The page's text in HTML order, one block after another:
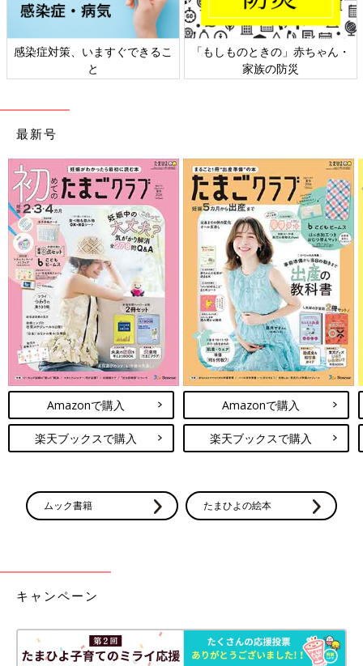
１〜7歳くらいまでの小児期に発症する難治性てんかんです。点
頭てんかん（ウエスト症候群）から移行することが多く、全身の
強直発作、脱力発作、欠神作などさまざまな症状が現れます。歩
行障害や言語の退行が起こることがあります。
乳児重症ミオクロニーてんかん
にてんかんの家族歴（両親のいずれかがてんかん患者である）場
合に起こることがあります。当初は知的発達は正常ですが、１〜
４歳頃にてんかんが発症すると、症状を繰り返すうちに次第に知
的な発達が停滞するようになります。
ローランドてんかん（中心・側頭部に棘波を示す良性小児
てんかん）
５歳前後（３～１ ０歳）で発症することが多く、思春期後期（１
５歳前後）で自然治癒する良性てんかんです。睡眠時に頭部（顔
面の片側けいれん）、上肢のけいれんなどを起こします。発作頻
度は少なく、大部分が一生のうちで６回以下程度とされていま
す。
治療は適切な抗てんかん薬を服用することで、大部分の患者さん
では発作は抑制され通常の社会生活を支障なくおくれます。一
なてんかん治療を必要とする場合もあります。
にホームケアのしかたを知っておくと安心で
す。
てんかんの診断
感染症対策、いますぐできるこ
と
「もしものときの」赤ちゃん・
家族の防災
最新号
Amazonで購入
楽天ブックスで購入
Amazonで購入
楽天ブックスで購入
ムック書籍 たまひよの絵本
キャンペーン